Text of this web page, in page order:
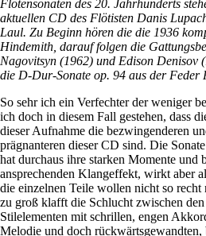
Flötensonaten des 20. Jahrhunderts
aktuellen CD des Flötisten Danis
Laul. Zu Beginn hören die die 1936
Hindemith, darauf folgen die
Nagovitsyn (1962) und Edison Denisov
die D-Dur-Sonate op. 94 aus der Feder
So sehr ich ein Verfechter der weniger
ich doch in diesem Fall gestehen, dass
dieser Aufnahme die bezwingenderen
prägnanteren dieser CD sind. Die
hat durchaus ihre starken Momente und
ansprechenden Klangeffekt, wirkt aber
die einzelnen Teile wollen nicht so recht
zu groß klafft die Schlucht zwischen
Stilelementen mit schrillen, engen
Melodie und doch rückwärtsgewandten,